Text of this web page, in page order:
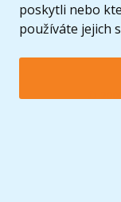
poskytli nebo
používáte jejich
©
LEGO, logo LEGO a